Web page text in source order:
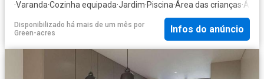
·Varanda·Cozinha equipada·Jardim·Piscina·Área das crianças·Área
Disponibilizado há mais de um mês por
Green-acres
Infos do anúncio